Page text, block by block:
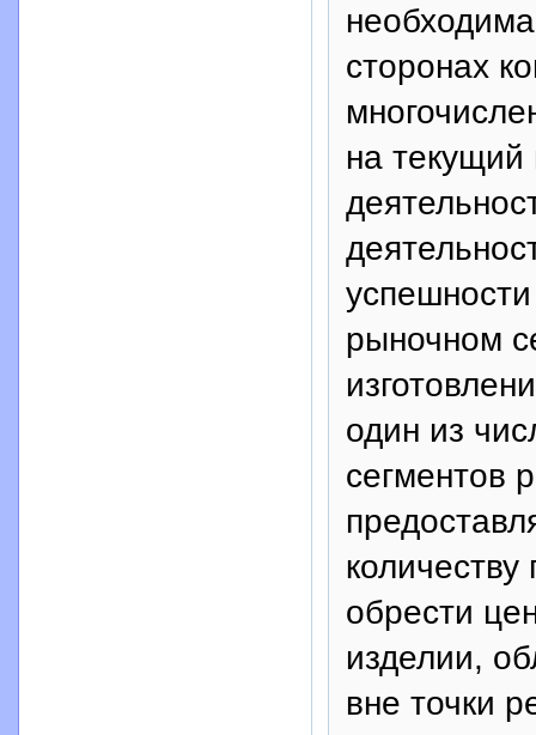
сторонах
на текущий
рыночном
один из
сегментов
количеству
обрести
изделии,
вне точки